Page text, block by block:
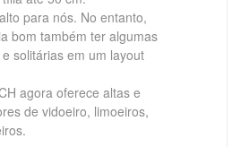
para nós. No entanto,
bom também ter algumas
solitárias em um layout
agora oferece altas e
de vidoeiro, limoeiros,